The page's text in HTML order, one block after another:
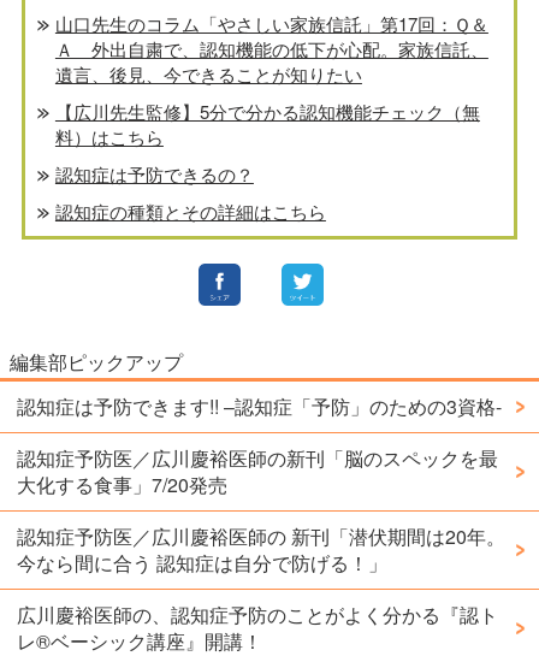
山口先生のコラム「やさしい家族信託」第17回：Ｑ＆
Ａ 外出自粛で、認知機能の低下が心配。家族信託、
遺言、後見、今できることが知りたい
【広川先生監修】5分で分かる認知機能チェック（無
料）はこちら
認知症は予防できるの？
認知症の種類とその詳細はこちら
編集部ピックアップ
認知症は予防できます!! –認知症「予防」のための3資格-
認知症予防医／広川慶裕医師の新刊「脳のスペックを最
大化する食事」7/20発売
認知症予防医／広川慶裕医師の 新刊「潜伏期間は20年。
今なら間に合う 認知症は自分で防げる！」
広川慶裕医師の、認知症予防のことがよく分かる『認ト
レ®️ベーシック講座』開講！